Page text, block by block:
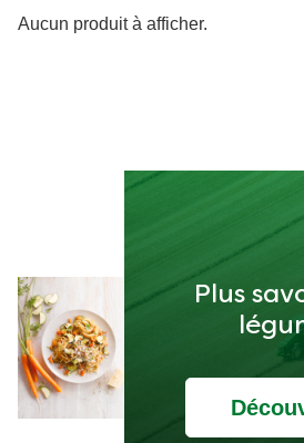
Aucun produit à afficher.
Plus